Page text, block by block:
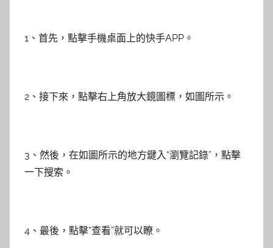
1、首先，點擊手機桌面上的快手APP。
2、接下來，點擊右上角放大鏡圖標，如圖所示。
3、然後，在如圖所示的地方鍵入“瀏覽記錄”，點擊
一下搜索。
4、最後，點擊“查看”就可以瞭。